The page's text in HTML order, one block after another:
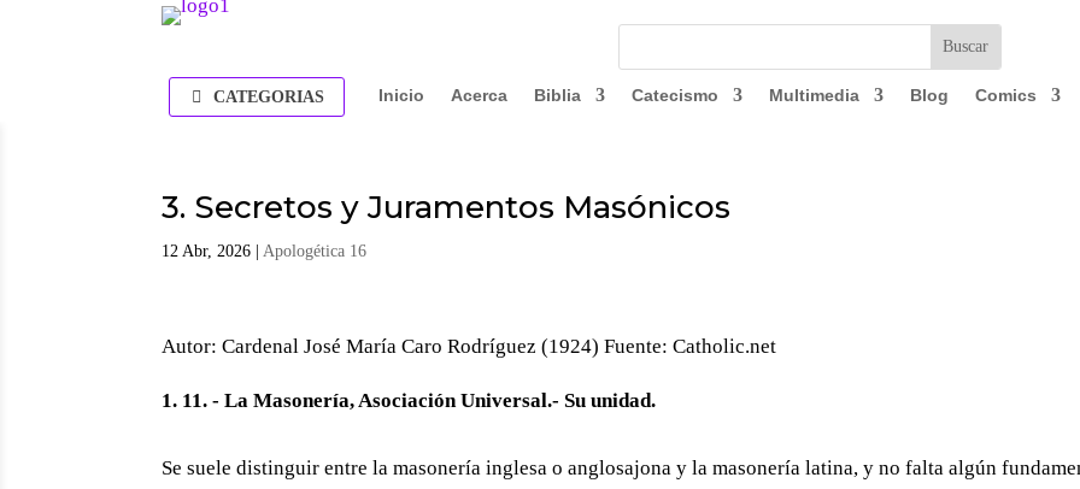
CATEGORIAS Inicio Acerca Biblia Catecismo Multimedia Blog Comics
3. Secretos y Juramentos Masónicos
12 Abr, 2026 |Apologética 16
Autor: Cardenal José María Caro Rodríguez (1924) Fuente: Catholic.net
1. 11. - La Masonería, Asociación Universal.- Su unidad.
Se suele distinguir entre la masonería inglesa o anglosajona y la masonería latina, y no falta algún